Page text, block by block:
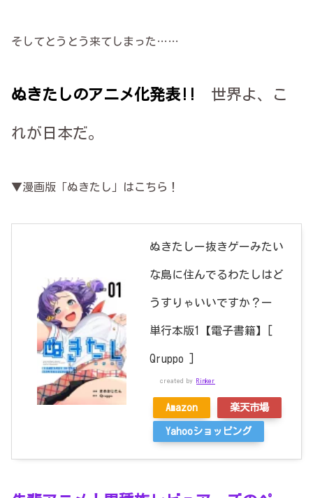
そしてとうとう来てしまった……
ぬきたしのアニメ化発表 !! 世界よ、こ
れが日本だ。
▼漫画版「ぬきたし」はこちら！
ぬきたしー抜きゲーみたい
な島に住んでるわたしはど
うすりゃいいですか？ー
単行本版1【電子書籍】[
Qruppo ]
created by Rinker
Amazon 楽天市場
Yahooショッピング